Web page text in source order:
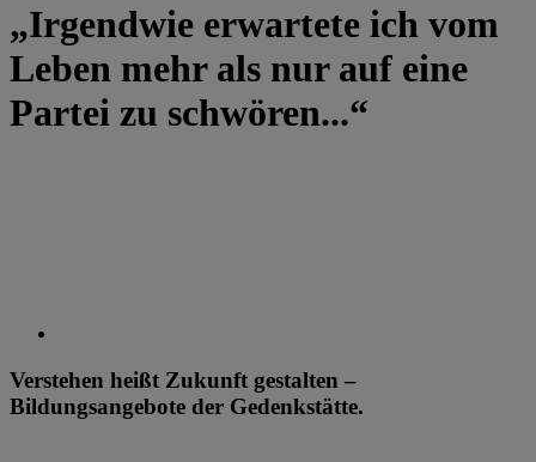
„Irgendwie erwartete ich vom
Leben mehr als nur auf eine
Partei zu schwören...“
Verstehen heißt Zukunft gestalten –
Bildungsangebote der Gedenkstätte.